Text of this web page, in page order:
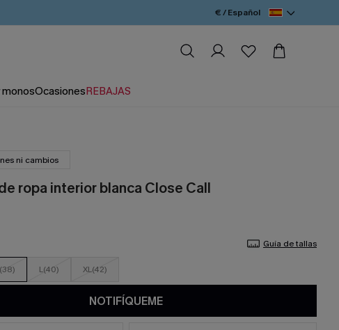
€ / Español
monosOcasionesREBAJAS
ni cambios
ropa interior blanca Close Call
Guía de tallas
L(40) XL(42)
NOTIFÍQUEME